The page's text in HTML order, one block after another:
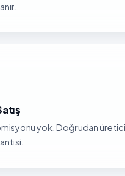
yok. Doğrudan